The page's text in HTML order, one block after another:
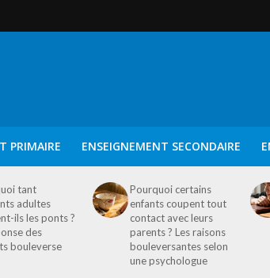
PRIMAIRE ENSEIGNEMENT SECONDAIRE
tant
adultes
ils les ponts ?
des
bouleverse
Pourquoi certains
enfants coupent tout
contact avec leurs
parents ? Les raisons
bouleversantes selon
une psychologue